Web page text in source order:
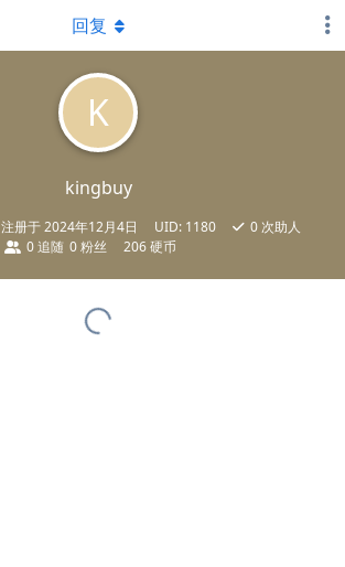
K
kingbuy
注册于2024年12月4日 UID: 1180 0次助人
0 追随 0 粉丝 206 硬币
回复